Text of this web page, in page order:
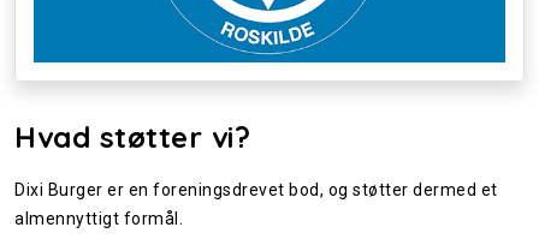
Hvad støtter vi?
Dixi Burger er en foreningsdrevet bod, og støtter dermed et
almennyttigt formål.